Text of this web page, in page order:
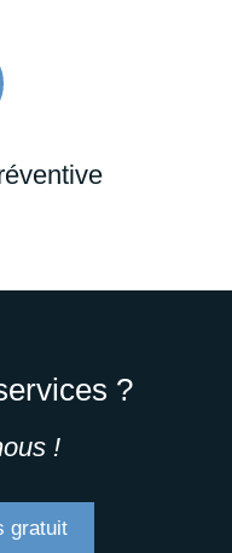
?
!
gratuit